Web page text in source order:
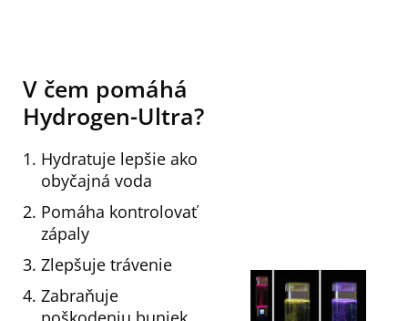
V čem pomáhá
Hydrogen-Ultra?
Hydratuje lepšie ako
obyčajná voda
Pomáha kontrolovať
zápaly
Zlepšuje trávenie
Zabraňuje